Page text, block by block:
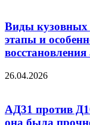
Виды кузовных
этапы и
26.04.2026
АД31 против
она была